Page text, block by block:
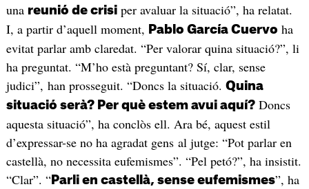
una reunió de crisiper avaluar la situació”, ha relatat.
I, a partir d’aquell moment,
Pablo García Cuervo ha
evitat parlar amb claredat. “Per valorar quina situació?”, li
ha preguntat. “M’ho està preguntant? Sí, clar, sense
judici”, han prosseguit. “Doncs la situació. Quina
situació serà? Per què estem avui aquí?Doncs
aquesta situació”, ha conclòs ell. Ara bé, aquest estil
d’expressar-se no ha agradat gens al jutge: “Pot parlar en
castellà, no necessita eufemismes”. “Pel petó?”, ha insistit.
“Clar”. “Parli en castellà, sense eufemismes”, ha